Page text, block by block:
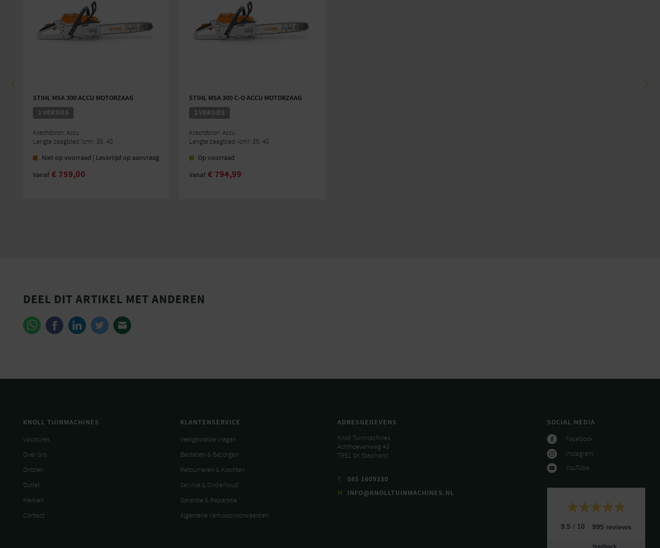
STIHL MSA 300 ACCU MOTORZAAG
2 VERSIES
Krachtbron: Accu
Lengte zaagblad (cm): 35, 40
Niet op voorraad | Levertijd op aanvraag
Vanaf € 759,00
op
productpagina
STIHL MSA 300 C-O ACCU MOTORZAAG
2 VERSIES
Krachtbron: Accu
Lengte zaagblad (cm): 35, 40
Op voorraad
Vanaf € 794,99
op
DEEL DIT ARTIKEL MET ANDEREN
KNOLL TUINMACHINES
Vacatures
Over ons
Ontdek
Outlet
Merken
Contact
KLANTENSERVICE
Veelgestelde vragen
Bestellen & Bezorgen
Retourneren & Klachten
Service & Onderhoud
Garantie & Reparatie
Algemene Verkoopvoorwaarden
ADRESGEGEVENS
Knoll Tuinmachines
Achthoevenweg 40
7951 SK Staphorst
T
085 1609330
M
INFO@KNOLLTUINMACHINES.NL
SOCIAL MEDIA
Facebook
Instagram
YouTube
9.5 / 10 995 reviews